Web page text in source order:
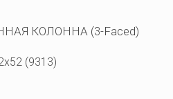
КОЛОННА (3-Faced)
(9313)